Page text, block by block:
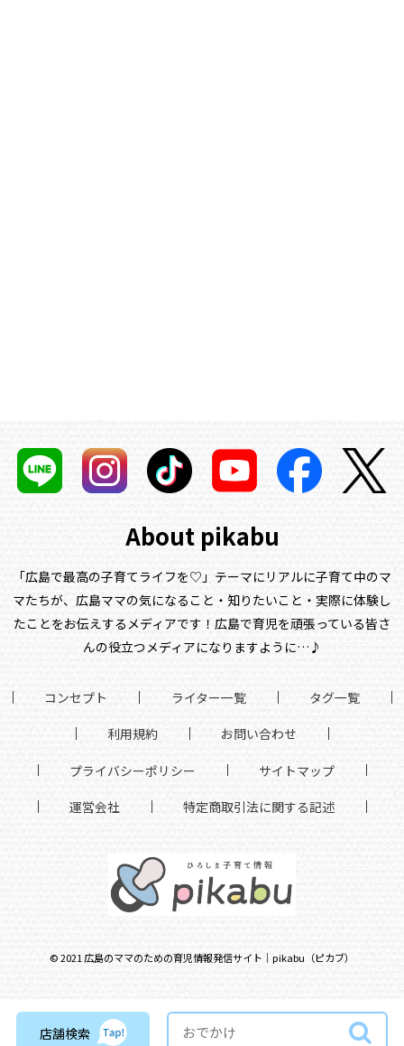
店舗検索
About pikabu
「広島で最高の子育てライフを♡」テーマにリアルに子育て中のマ
マたちが、 広島ママの気になること・知りたいこと・実際に体験し
たことをお伝えするメディアです！ 広島で育児を頑張っている皆さ
んの役立つメディアになりますように…♪
コンセプト ライター一覧 タグ一覧
利用規約 お問い合わせ
プライバシーポリシー サイトマップ
運営会社 特定商取引法に関する記述
©2021 広島のママのための育児情報発信サイト｜pikabu（ピカブ）